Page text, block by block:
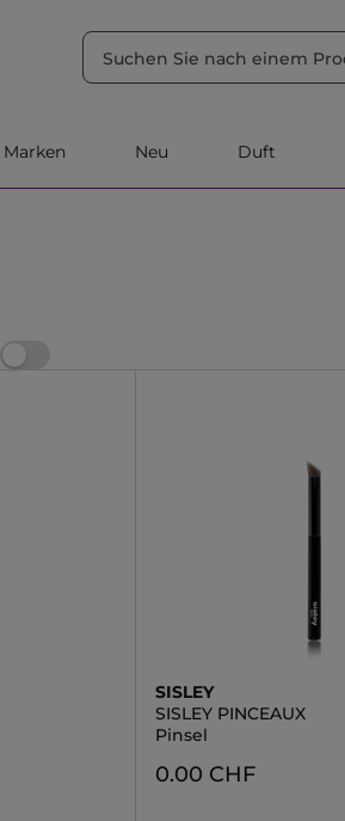
Marken Neu Duft
SISLEY
SISLEY PINCEAUX
Pinsel
0.00 CHF